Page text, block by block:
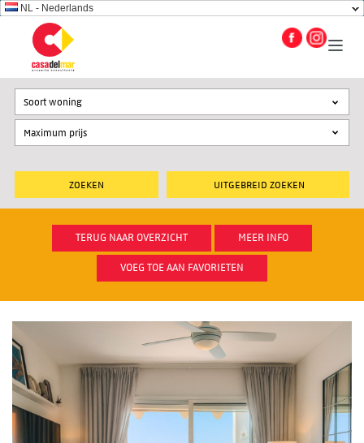
NL - Nederlands
UITGEBREID ZOEKEN
Soort woning
TERUG NAAR OVERZICHT MEER INFO
VOEG TOE AAN FAVORIETEN